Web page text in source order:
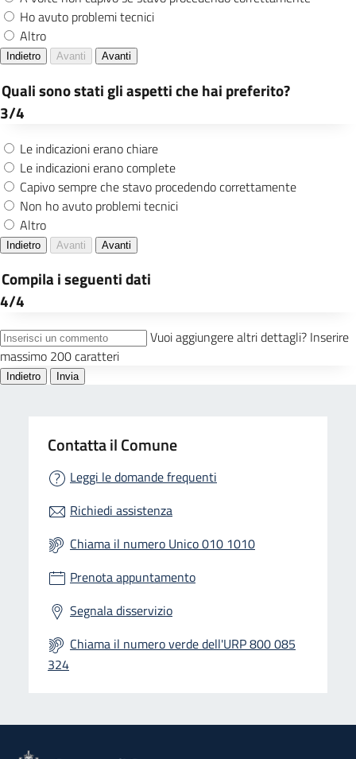
Contatta il Comune
Leggi le domande frequenti
Richiedi assistenza
Chiama il numero Unico 010 1010
Prenota appuntamento
Segnala disservizio
Chiama il numero verde dell'URP 800 085
324